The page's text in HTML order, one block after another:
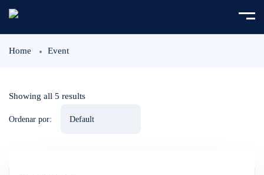
Home Event
Showing all 5 results
Ordenar por: